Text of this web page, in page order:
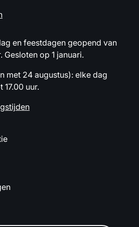
en feestdagen geopend van
Gesloten op 1 januari.
met 24 augustus): elke dag
17.00 uur.